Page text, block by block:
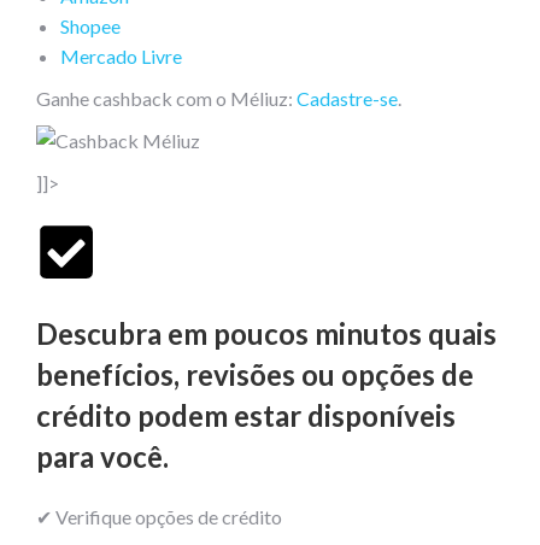
Shopee
Mercado Livre
Ganhe cashback com o Méliuz: Cadastre-se.
]]>
Descubra em poucos minutos quais
benefícios, revisões ou opções de
crédito podem estar disponíveis
para você.
✔ Verifique opções de crédito